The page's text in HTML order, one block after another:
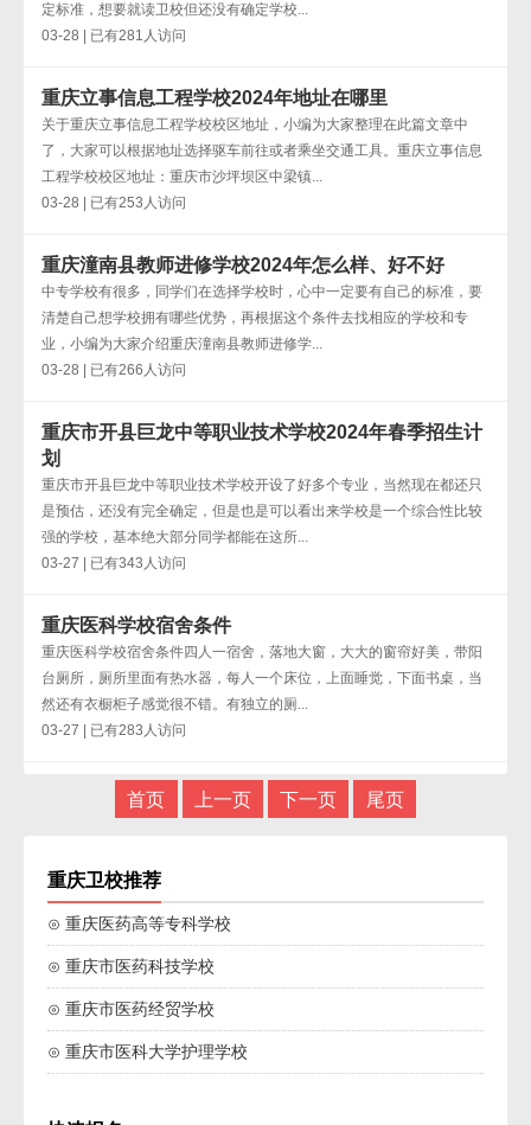
定标准，想要就读卫校但还没有确定学校...
03-28 | 已有281人访问
重庆立事信息工程学校2024年地址在哪里
关于重庆立事信息工程学校校区地址，小编为大家整理在此篇文章中
了，大家可以根据地址选择驱车前往或者乘坐交通工具。重庆立事信息
工程学校校区地址：重庆市沙坪坝区中梁镇...
03-28 | 已有253人访问
重庆潼南县教师进修学校2024年怎么样、好不好
中专学校有很多，同学们在选择学校时，心中一定要有自己的标准，要
清楚自己想学校拥有哪些优势，再根据这个条件去找相应的学校和专
业，小编为大家介绍重庆潼南县教师进修学...
03-28 | 已有266人访问
重庆市开县巨龙中等职业技术学校2024年春季招生计
划
重庆市开县巨龙中等职业技术学校开设了好多个专业，当然现在都还只
是预估，还没有完全确定，但是也是可以看出来学校是一个综合性比较
强的学校，基本绝大部分同学都能在这所...
03-27 | 已有343人访问
重庆医科学校宿舍条件
重庆医科学校宿舍条件四人一宿舍，落地大窗，大大的窗帘好美，带阳
台厕所，厕所里面有热水器，每人一个床位，上面睡觉，下面书桌，当
然还有衣橱柜子感觉很不错。有独立的厕...
03-27 | 已有283人访问
首页 上一页 下一页 尾页
重庆卫校推荐
⊙ 重庆医药高等专科学校
⊙ 重庆市医药科技学校
⊙ 重庆市医药经贸学校
⊙ 重庆市医科大学护理学校